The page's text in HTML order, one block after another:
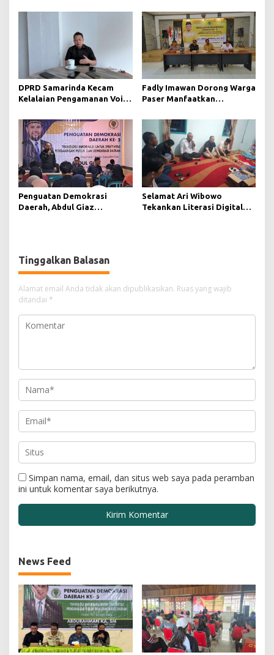
Digital
Lebih Terbuka
DPRD Samarinda Kecam
Kelalaian Pengamanan Void
Korban Jiwa
Fadly Imawan Dorong Warga
Paser Manfaatkan
Mengawasi Jalannya
Pemerintahan
Penguatan Demokrasi
Daerah, Abdul Giaz
Selamat Ari Wibowo
Tekankan Literasi Digital
Tinggalkan Balasan
Alamat email Anda tidak akan dipublikasikan. Ruas yang wajib
ditandai *
Simpan nama, email, dan situs web saya pada peramban
ini untuk komentar saya berikutnya.
News Feed